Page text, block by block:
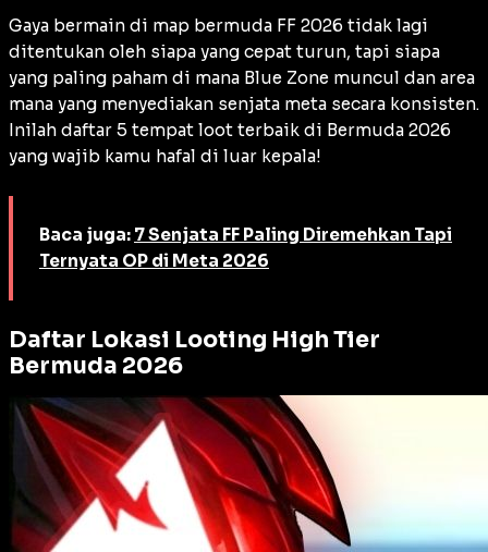
Gaya bermain di map bermuda FF 2026 tidak lagi
ditentukan oleh siapa yang cepat turun, tapi siapa
yang paling paham di mana Blue Zone muncul dan area
mana yang menyediakan senjata meta secara konsisten.
Inilah daftar 5 tempat loot terbaik di Bermuda 2026
yang wajib kamu hafal di luar kepala!
Baca juga: 7 Senjata FF Paling Diremehkan Tapi
Ternyata OP di Meta 2026
Daftar Lokasi Looting High Tier
Bermuda 2026